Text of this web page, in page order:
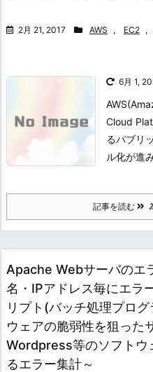
2月 21, 2017 AWS , EC2 ,
6月 1,
Cloud
るパブリ
ル化が進
記事を読む
Apache Webサーバのエ
名・IPアドレス毎にエラ
リプト(バッチ処理プロ
ウェアの脆弱性を狙った
Wordpress等のソフトウ
るエラー集計～